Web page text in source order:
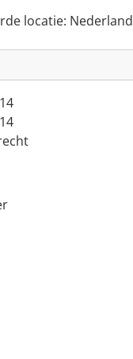
locatie: Nederland